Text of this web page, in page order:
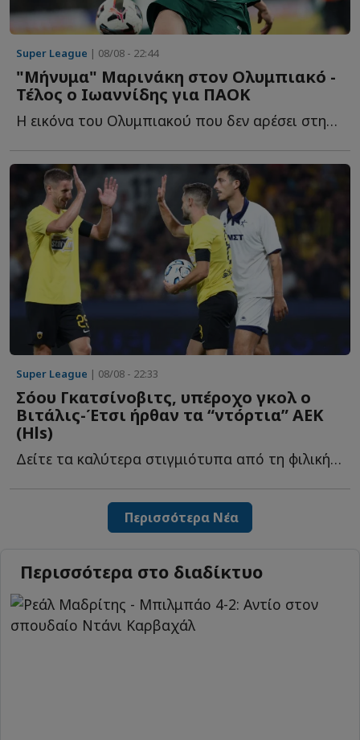
Super League | 08/08 - 22:44
"Μήνυμα" Μαρινάκη στον Ολυμπιακό -
Τέλος ο Ιωαννίδης για ΠΑΟΚ
Η εικόνα του Ολυμπιακού που δεν αρέσει στην διοίκηση, τ...
Super League | 08/08 - 22:33
Σόου Γκατσίνοβιτς, υπέροχο γκολ ο
Βιτάλις-Έτσι ήρθαν τα “ντόρτια” ΑΕΚ
(Ηls)
Δείτε τα καλύτερα στιγμιότυπα από τη φιλική νίκη της Έ...
Περισσότερα Νέα
Περισσότερα στο διαδίκτυο